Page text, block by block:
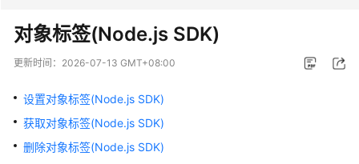
最
新
动
务
公
对象标签(Node.js SDK)
更新时间： 2026-07-13 GMT+08:00
设置对象标签(Node.js SDK)
获取对象标签(Node.js SDK)
删除对象标签(Node.js SDK)